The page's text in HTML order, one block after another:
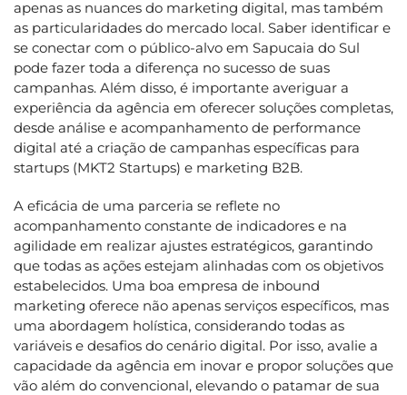
apenas as nuances do marketing digital, mas também
as particularidades do mercado local. Saber identificar e
se conectar com o público-alvo em Sapucaia do Sul
pode fazer toda a diferença no sucesso de suas
campanhas. Além disso, é importante averiguar a
experiência da agência em oferecer soluções completas,
desde análise e acompanhamento de performance
digital até a criação de campanhas específicas para
startups (MKT2 Startups) e marketing B2B.
A eficácia de uma parceria se reflete no
acompanhamento constante de indicadores e na
agilidade em realizar ajustes estratégicos, garantindo
que todas as ações estejam alinhadas com os objetivos
estabelecidos. Uma boa empresa de inbound
marketing oferece não apenas serviços específicos, mas
uma abordagem holística, considerando todas as
variáveis e desafios do cenário digital. Por isso, avalie a
capacidade da agência em inovar e propor soluções que
vão além do convencional, elevando o patamar de sua